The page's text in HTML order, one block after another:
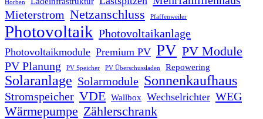
Horben
Mieterstrom Netzanschluss Pfaffenweiler
Photovoltaik Photovoltaikanlage
Photovoltaikmodule Premium PV PV PV Module
PV Planung PV Speicher PV Überschussladen Repowering
Solaranlage Solarmodule Sonnenkaufhaus
Stromspeicher VDE Wallbox Wechselrichter WEG
Wärmepumpe Zählerschrank